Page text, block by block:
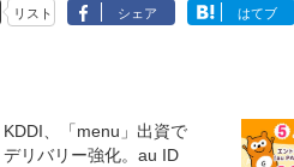
リスト シェア はてブ
KDDI、「menu」出資で
デリバリー強化。au ID